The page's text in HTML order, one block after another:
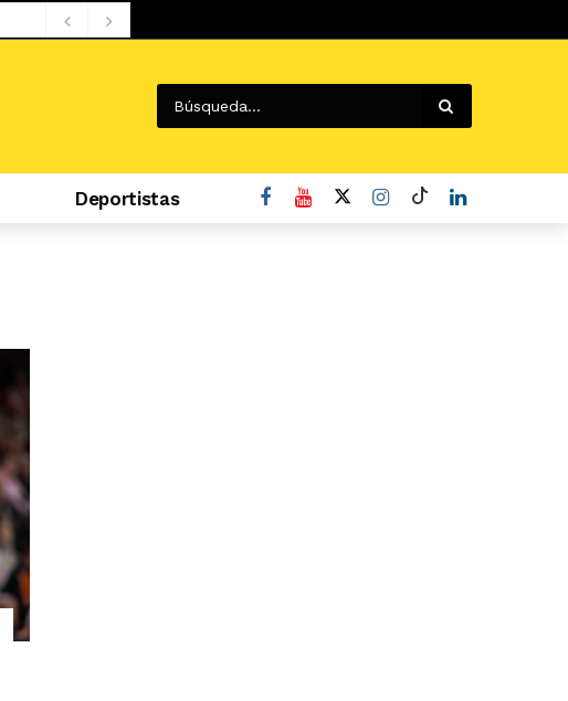
Deportistas